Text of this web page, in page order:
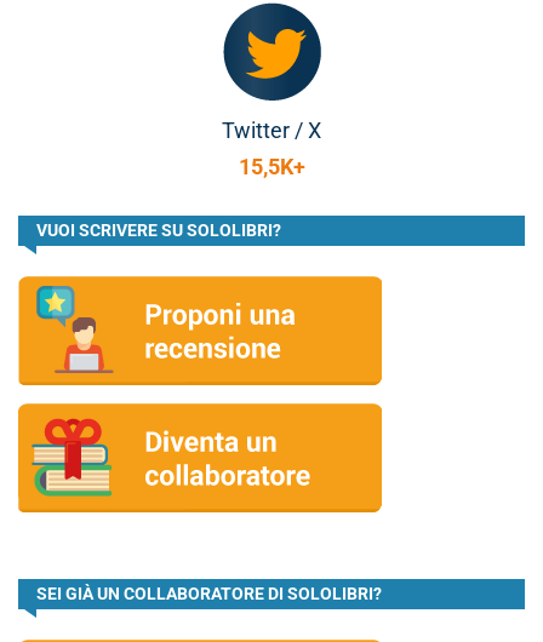
Twitter / X
15,5K+
VUOI SCRIVERE SU SOLOLIBRI?
SEI GIÀ UN COLLABORATORE DI SOLOLIBRI?